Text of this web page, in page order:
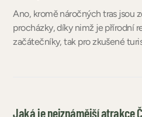
Ano, kromě náročných tras jsou
procházky, díky nimž je přírodní
začátečníky, tak pro zkušené
Jaká je nejznámější atrakce